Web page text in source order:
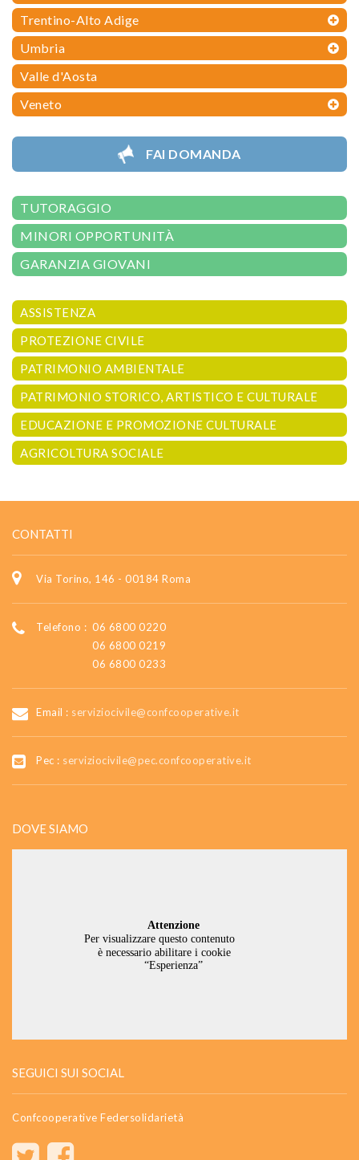
Trentino-Alto Adige
Umbria
Valle d'Aosta
Veneto
FAI DOMANDA
TUTORAGGIO
MINORI OPPORTUNITÀ
GARANZIA GIOVANI
ASSISTENZA
PROTEZIONE CIVILE
PATRIMONIO AMBIENTALE
PATRIMONIO STORICO, ARTISTICO E CULTURALE
EDUCAZIONE E PROMOZIONE CULTURALE
AGRICOLTURA SOCIALE
CONTATTI
Via Torino, 146 - 00184 Roma
Telefono : 06 6800 0220
06 6800 0219
06 6800 0233
Email : serviziocivile@confcooperative.it
Pec : serviziocivile@pec.confcooperative.it
DOVE SIAMO
SEGUICI SUI SOCIAL
Confcooperative Federsolidarietà